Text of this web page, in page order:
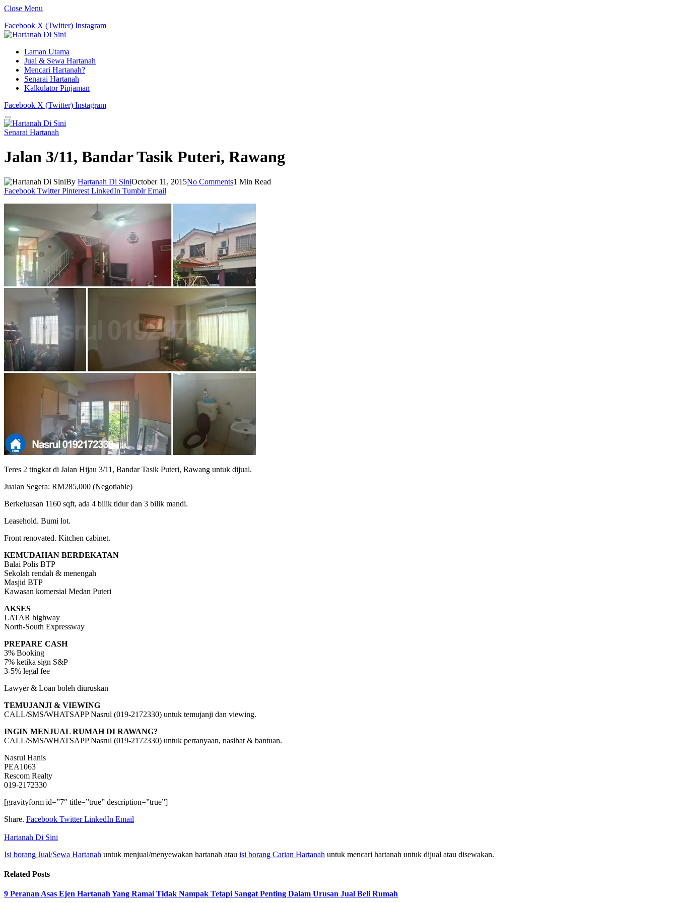
Close Menu
Facebook X (Twitter) Instagram
Laman Utama
Jual & Sewa Hartanah
Mencari Hartanah?
Senarai Hartanah
Kalkulator Pinjaman
Facebook X (Twitter) Instagram
Senarai Hartanah
Jalan 3/11, Bandar Tasik Puteri, Rawang
By Hartanah Di SiniOctober 11, 2015No Comments1 Min Read
Facebook Twitter Pinterest LinkedIn Tumblr Email
Teres 2 tingkat di Jalan Hijau 3/11, Bandar Tasik Puteri, Rawang untuk dijual.
Jualan Segera: RM285,000 (Negotiable)
Berkeluasan 1160 sqft, ada 4 bilik tidur dan 3 bilik mandi.
Leasehold. Bumi lot.
Front renovated. Kitchen cabinet.
KEMUDAHAN BERDEKATAN
Balai Polis BTP
Sekolah rendah & menengah
Masjid BTP
Kawasan komersial Medan Puteri
AKSES
LATAR highway
North-South Expressway
PREPARE CASH
3% Booking
7% ketika sign S&P
3-5% legal fee
Lawyer & Loan boleh diuruskan
TEMUJANJI & VIEWING
CALL/SMS/WHATSAPP Nasrul (019-2172330) untuk temujanji dan viewing.
INGIN MENJUAL RUMAH DI RAWANG?
CALL/SMS/WHATSAPP Nasrul (019-2172330) untuk pertanyaan, nasihat & bantuan.
Nasrul Hanis
PEA1063
Rescom Realty
019-2172330
[gravityform id=”7″ title=”true” description=”true”]
Share. Facebook Twitter LinkedIn Email
Hartanah Di Sini
Isi borang Jual/Sewa Hartanah untuk menjual/menyewakan hartanah atau isi borang Carian Hartanah untuk mencari hartanah untuk dijual atau disewakan.
Related Posts
9 Peranan Asas Ejen Hartanah Yang Ramai Tidak Nampak Tetapi Sangat Penting Dalam Urusan Jual Beli Rumah